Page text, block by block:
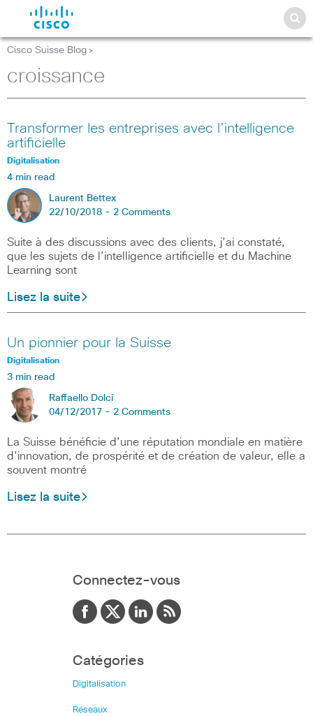
Cisco Suisse Blog >
croissance
Transformer les entreprises avec l’intelligence
artificielle
Digitalisation
4 min read
Laurent Bettex
22/10/2018 - 2 Comments
Suite à des discussions avec des clients, j’ai constaté,
que les sujets de l’intelligence artificielle et du Machine
Learning sont
Lisez la suite
Un pionnier pour la Suisse
Digitalisation
3 min read
Raffaello Dolci
04/12/2017 - 2 Comments
La Suisse bénéficie d’une réputation mondiale en matière
d’innovation, de prospérité et de création de valeur, elle a
souvent montré
Lisez la suite
Connectez-vous
Catégories
Digitalisation
Réseaux